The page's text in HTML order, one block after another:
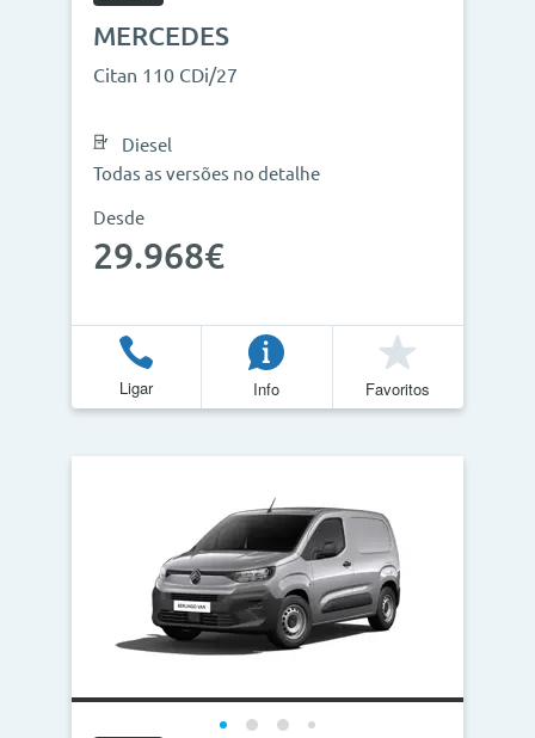
MERCEDES
Citan 110 CDi/27
Diesel
Todas as versões no detalhe
Desde
29.968€
Ligar Info Favoritos